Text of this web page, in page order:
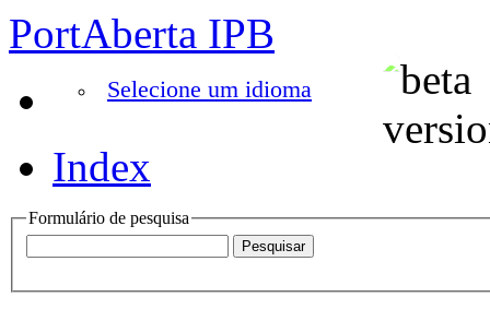
PortAberta IPB
Selecione um idioma
Index
Formulário de pesquisa